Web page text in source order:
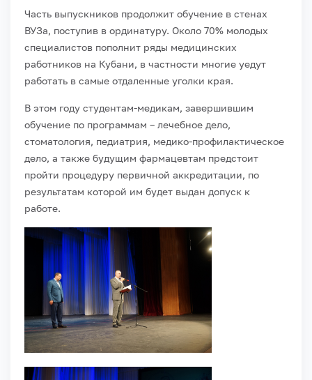
Часть выпускников продолжит обучение в стенах
ВУЗа, поступив в ординатуру. Около 70% молодых
специалистов пополнит ряды медицинских
работников на Кубани, в частности многие уедут
работать в самые отдаленные уголки края.
В этом году студентам-медикам, завершившим
обучение по программам – лечебное дело,
стоматология, педиатрия, медико-профилактическое
дело, а также будущим фармацевтам предстоит
пройти процедуру первичной аккредитации, по
результатам которой им будет выдан допуск к
работе.